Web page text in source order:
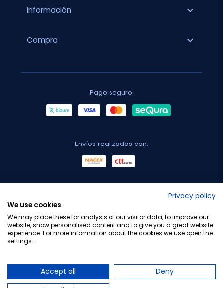
Información expand_more
Compra expand_more
Pago seguro:
Envíos realizados con:
Privacy policy
We use cookies
We may place these for analysis of our visitor data, to improve our
website, show personalised content and to give you a great website
experience. For more information about the cookies we use open the
settings.
Accept all
Deny